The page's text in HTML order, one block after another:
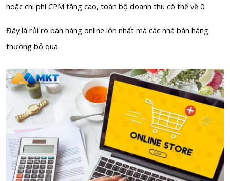
hoặc chi phí CPM tăng cao, toàn bộ doanh thu có thể về 0.
Đây là rủi ro bán hàng online lớn nhất mà các nhà bán hàng
thường bỏ qua.